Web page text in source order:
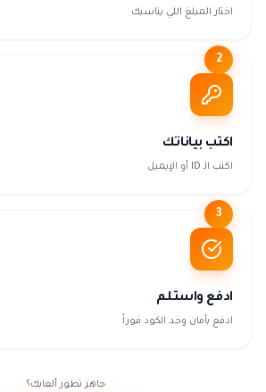
اختار المبلغ اللي يناسبك
2
اكتب بياناتك
اكتب الـ ID أو الإيميل
3
ادفع واستلم
ادفع بأمان وخد الكود فوراً
جاهز تطور ألعابك؟